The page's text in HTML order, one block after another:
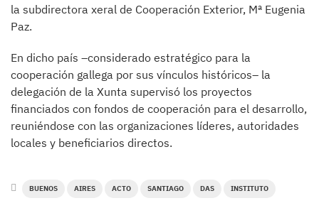
la subdirectora xeral de Cooperación Exterior, Mª Eugenia
Paz.
En dicho país –considerado estratégico para la
cooperación gallega por sus vínculos históricos– la
delegación de la Xunta supervisó los proyectos
financiados con fondos de cooperación para el desarrollo,
reuniéndose con las organizaciones líderes, autoridades
locales y beneficiarios directos.
BUENOS AIRES ACTO SANTIAGO DAS INSTITUTO